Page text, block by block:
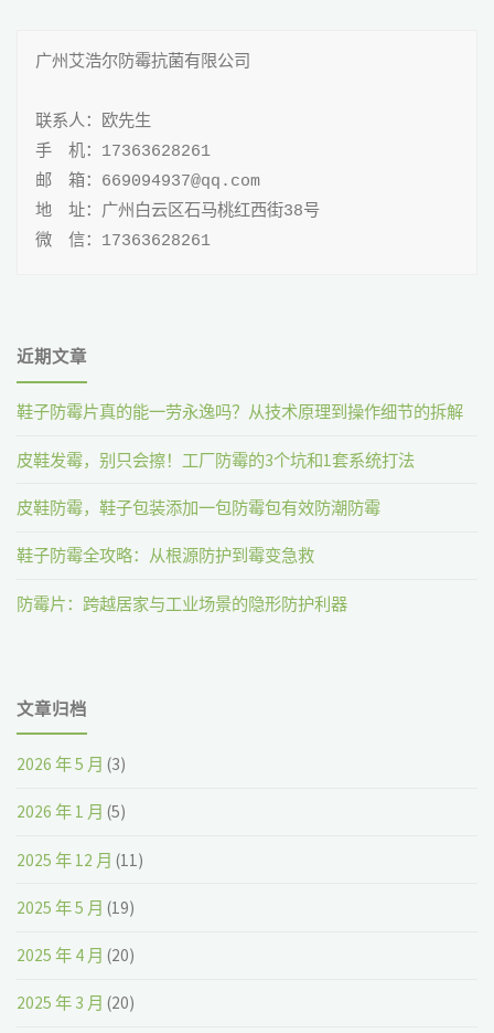
织
抗
剂
广州艾浩尔防霉抗菌有限公司
联系人：欧先生
手 机：17363628261
邮 箱：669094937@qq.com
地 址：广州白云区石马桃红西街38号
微 信：17363628261
近期文章
鞋子防霉片真的能一劳永逸吗？从技术原理到操作细节的拆解
皮鞋发霉，别只会擦！工厂防霉的3个坑和1套系统打法
皮鞋防霉，鞋子包装添加一包防霉包有效防潮防霉
鞋子防霉全攻略：从根源防护到霉变急救
防霉片：跨越居家与工业场景的隐形防护利器
文章归档
2026 年 5 月 (3)
2026 年 1 月 (5)
2025 年 12 月 (11)
2025 年 5 月 (19)
2025 年 4 月 (20)
2025 年 3 月 (20)